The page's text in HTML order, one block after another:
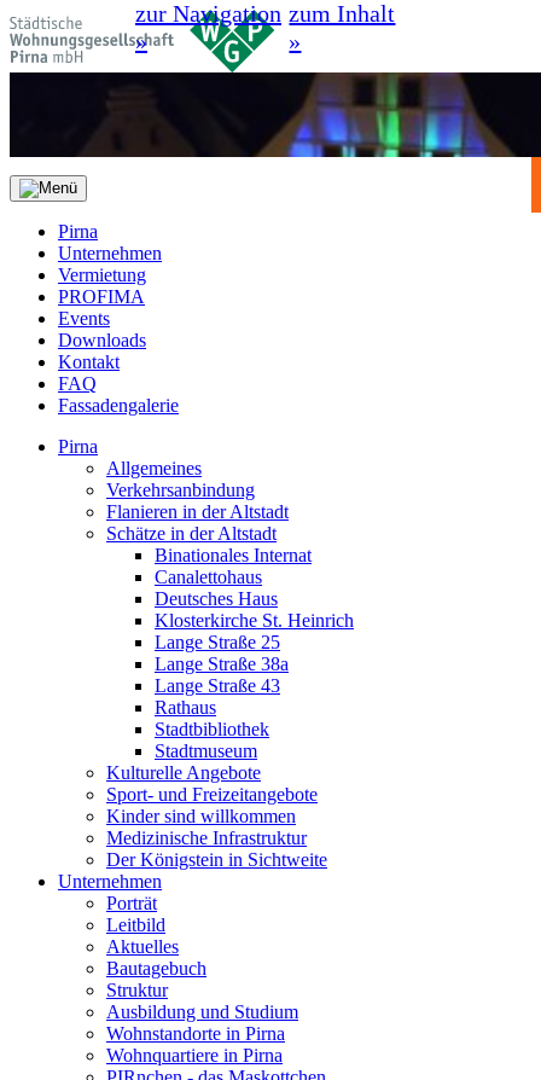
zur Navigation
»
zum Inhalt
»
Pirna
Unternehmen
Vermietung
PROFIMA
Events
Downloads
Kontakt
FAQ
Fassadengalerie
Pirna
Allgemeines
Verkehrsanbindung
Flanieren in der Altstadt
Schätze in der Altstadt
Binationales Internat
Canalettohaus
Deutsches Haus
Klosterkirche St. Heinrich
Lange Straße 25
Lange Straße 38a
Lange Straße 43
Rathaus
Stadtbibliothek
Stadtmuseum
Kulturelle Angebote
Sport- und Freizeitangebote
Kinder sind willkommen
Medizinische Infrastruktur
Der Königstein in Sichtweite
Unternehmen
Porträt
Leitbild
Aktuelles
Bautagebuch
Struktur
Ausbildung und Studium
Wohnstandorte in Pirna
Wohnquartiere in Pirna